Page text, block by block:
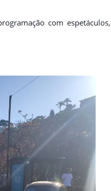
com espetáculos,